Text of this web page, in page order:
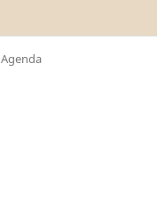
Agenda